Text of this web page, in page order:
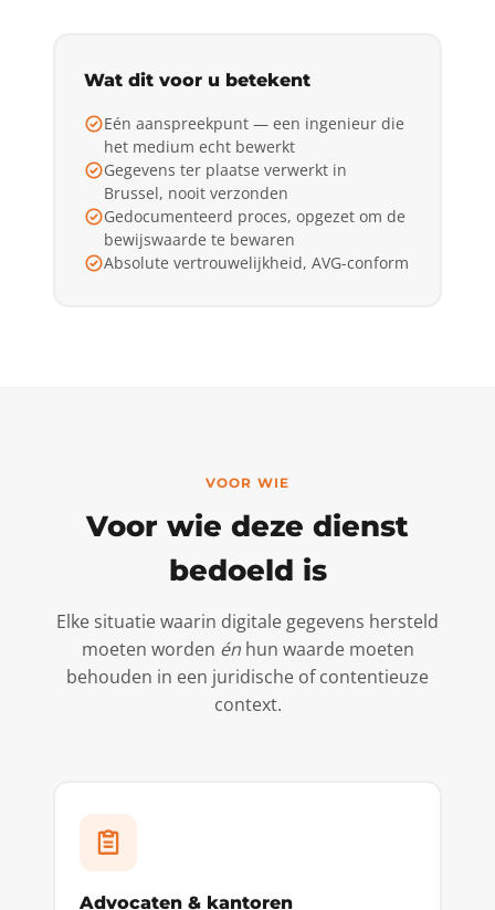
Wat dit voor u betekent
Eén aanspreekpunt — een ingenieur die
het medium echt bewerkt
Gegevens ter plaatse verwerkt in
Brussel, nooit verzonden
Gedocumenteerd proces, opgezet om de
bewijswaarde te bewaren
Absolute vertrouwelijkheid, AVG-conform
VOOR WIE
Voor wie deze dienst
bedoeld is
Elke situatie waarin digitale gegevens hersteld
moeten worden énhun waarde moeten
behouden in een juridische of contentieuze
context.
Advocaten & kantoren